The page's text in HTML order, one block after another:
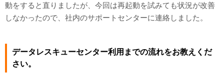
動をすると直りましたが、今回は再起動を試みても状況が改善
しなかったので、社内のサポートセンターに連絡しました。
データレスキューセンター利用までの流れをお教えくだ
さい。